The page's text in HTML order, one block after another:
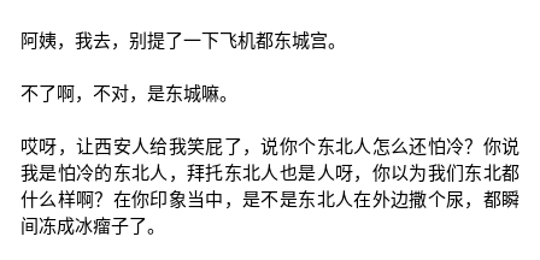
阿姨，我去，别提了一下飞机都东城宫。
不了啊，不对，是东城嘛。
哎呀，让西安人给我笑屁了，说你个东北人怎么还怕冷？你说
我是怕冷的东北人，拜托东北人也是人呀，你以为我们东北都
什么样啊？在你印象当中，是不是东北人在外边撒个尿，都瞬
间冻成冰瘤子了。